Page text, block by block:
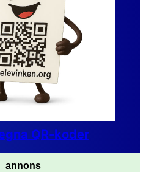
QR-koder
annons